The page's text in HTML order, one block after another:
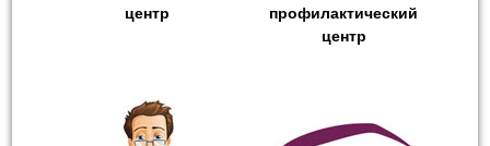
центр
профилактический
центр